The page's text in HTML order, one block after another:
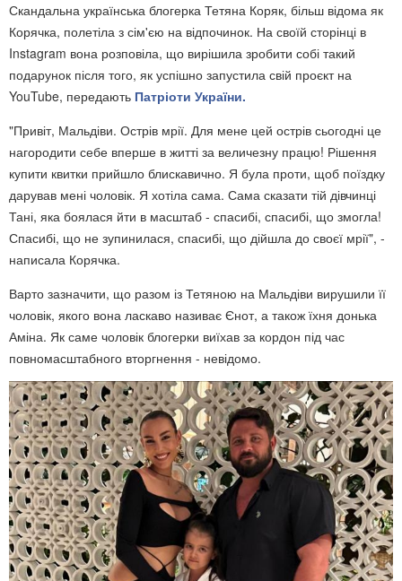
Скандальна українська блогерка Тетяна Коряк, більш відома як
Корячка, полетіла з сім'єю на відпочинок. На своїй сторінці в
Instagram вона розповіла, що вирішила зробити собі такий
подарунок після того, як успішно запустила свій проєкт на
YouTube, передають Патріоти України.
"Привіт, Мальдіви. Острів мрії. Для мене цей острів сьогодні це
нагородити себе вперше в житті за величезну працю! Рішення
купити квитки прийшло блискавично. Я була проти, щоб поїздку
дарував мені чоловік. Я хотіла сама. Сама сказати тій дівчинці
Тані, яка боялася йти в масштаб - спасибі, спасибі, що змогла!
Спасибі, що не зупинилася, спасибі, що дійшла до своєї мрії", -
написала Корячка.
Варто зазначити, що разом із Тетяною на Мальдіви вирушили її
чоловік, якого вона ласкаво називає Єнот, а також їхня донька
Аміна. Як саме чоловік блогерки виїхав за кордон під час
повномасштабного вторгнення - невідомо.